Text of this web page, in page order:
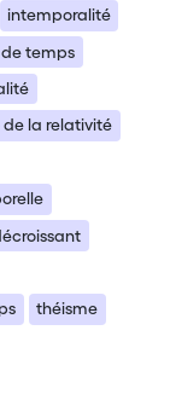
intemporalité
temps
de la relativité
théisme